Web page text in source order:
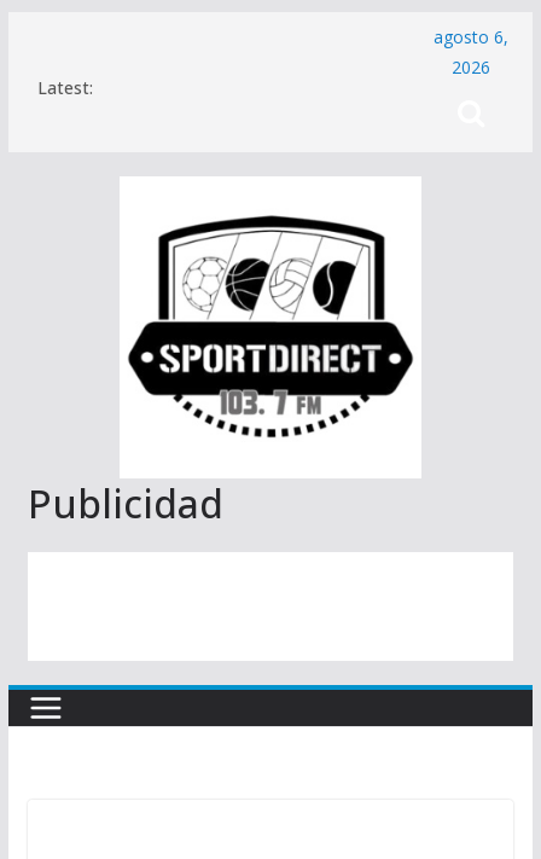
contenido
Latest:
agosto 6,
2026
Publicidad